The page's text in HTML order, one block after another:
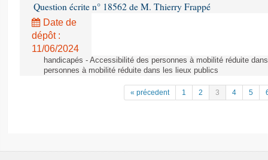
Question écrite n° 18562 de M. Thierry Frappé
Date de
dépôt :
11/06/2024
handicapés - Accessibilité des personnes à mobilité réduite
personnes à mobilité réduite dans les lieux publics
« précedent 1 2 3 4 5